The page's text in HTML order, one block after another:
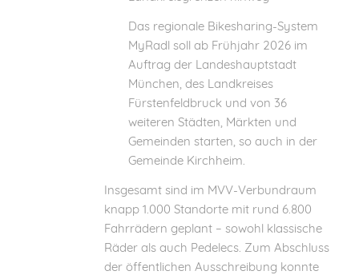
Das regionale Bikesharing-System
MyRadl soll ab Frühjahr 2026 im
Auftrag der Landeshauptstadt
München, des Landkreises
Fürstenfeldbruck und von 36
weiteren Städten, Märkten und
Gemeinden starten, so auch in der
Gemeinde Kirchheim.
Insgesamt sind im MVV-Verbundraum
knapp 1.000 Standorte mit rund 6.800
Fahrrädern geplant – sowohl klassische
Räder als auch Pedelecs. Zum Abschluss
der öffentlichen Ausschreibung konnte